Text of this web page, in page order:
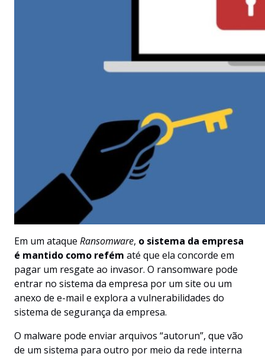
Em um ataque Ransomware, o sistema da empresa
é mantido como refém até que ela concorde em
pagar um resgate ao invasor. O ransomware pode
entrar no sistema da empresa por um site ou um
anexo de e-mail e explora a vulnerabilidades do
sistema de segurança da empresa.
O malware pode enviar arquivos “autorun”, que vão
de um sistema para outro por meio da rede interna